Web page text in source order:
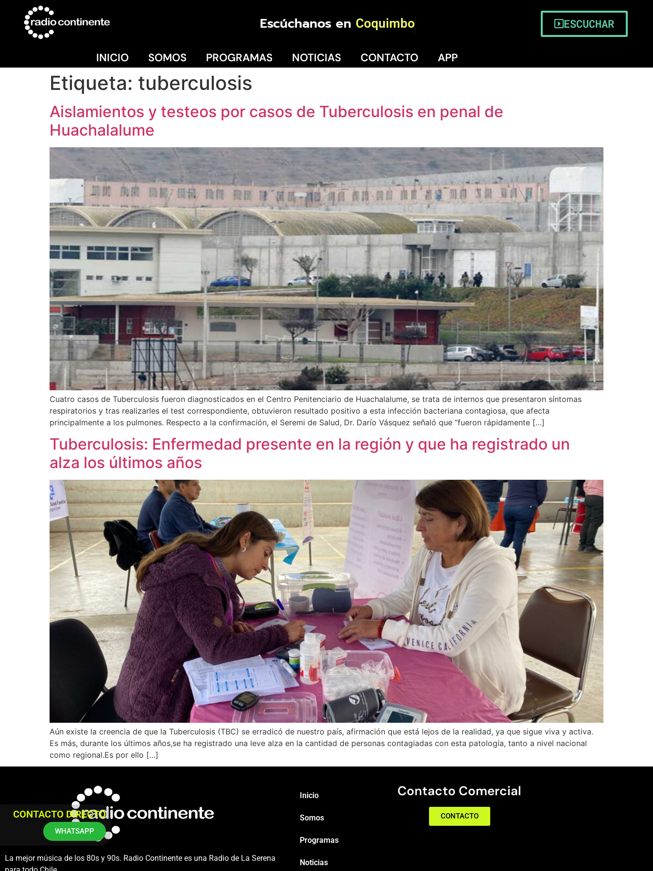
Escúchanos en Coquimbo ESCUCHAR
INICIO SOMOS PROGRAMAS NOTICIAS CONTACTO APP
Etiqueta: tuberculosis
Aislamientos y testeos por casos de Tuberculosis en penal de
Huachalalume
Cuatro casos de Tuberculosis fueron diagnosticados en el Centro Penitenciario de Huachalalume, se trata de internos que presentaron síntomas
respiratorios y tras realizarles el test correspondiente, obtuvieron resultado positivo a esta infección bacteriana contagiosa, que afecta
principalmente a los pulmones. Respecto a la confirmación, el Seremi de Salud, Dr. Darío Vásquez señaló que “fueron rápidamente […]
Tuberculosis: Enfermedad presente en la región y que ha registrado un
alza los últimos años
Aún existe la creencia de que la Tuberculosis (TBC) se erradicó de nuestro país, afirmación que está lejos de la realidad, ya que sigue viva y activa.
Es más, durante los últimos años,se ha registrado una leve alza en la cantidad de personas contagiadas con esta patología, tanto a nivel nacional
como regional.Es por ello […]
La mejor música de los 80s y 90s. Radio Continente es una Radio de La Serena
Inicio
Somos
Programas
Noticias
Contacto Comercial
CONTACTO
CONTACTO DIRECTO
WHATSAPP